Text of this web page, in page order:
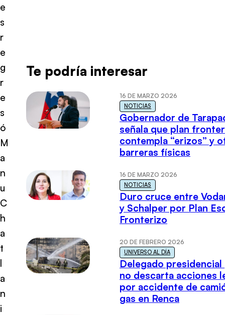
e
s
r
e
g
r
e
s
ó
M
a
n
u
C
h
a
t
l
a
n
i
Te podría interesar
16 DE MARZO 2026
NOTICIAS
Gobernador de
señala que plan
contempla “erizos” y
barreras físicas
16 DE MARZO 2026
NOTICIAS
Duro cruce entre
y Schalper por Plan
Fronterizo
20 DE FEBRERO 2026
UNIVERSO AL DÍA
Delegado presidencial
no descarta acciones
por accidente de
gas en Renca